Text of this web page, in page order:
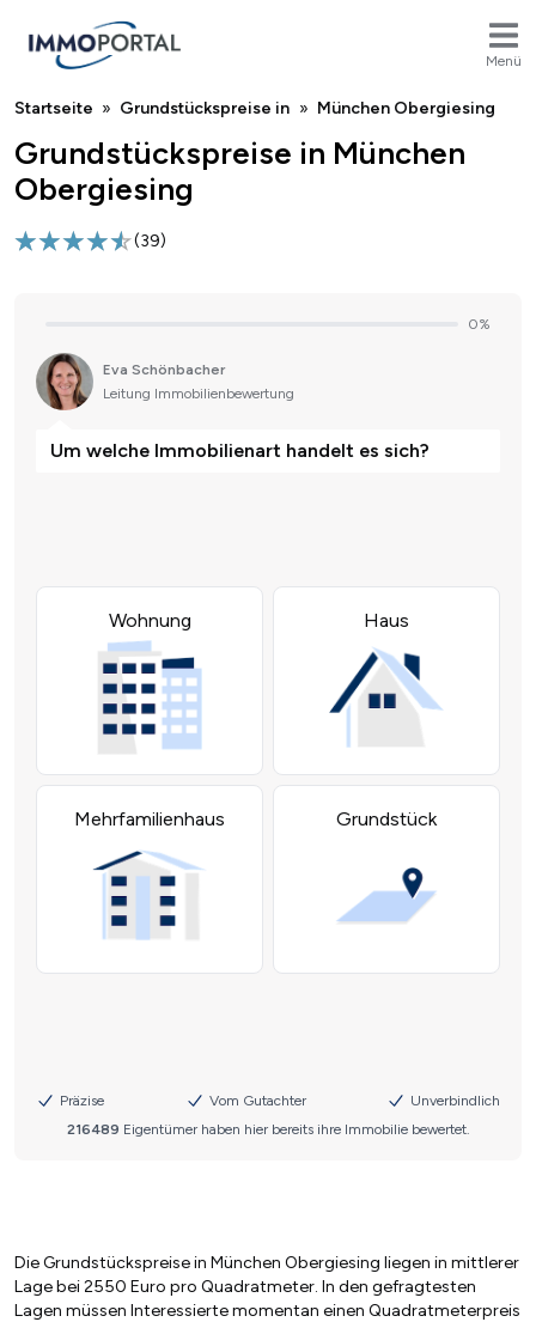
Menü
Breadcrumb
Startseite Grundstückspreise in München Obergiesing
Grundstückspreise in München
Obergiesing
(39)
Die Grundstückspreise in München Obergiesing liegen in mittlerer
Lage bei 2550 Euro pro Quadratmeter. In den gefragtesten
Lagen müssen Interessierte momentan einen Quadratmeterpreis